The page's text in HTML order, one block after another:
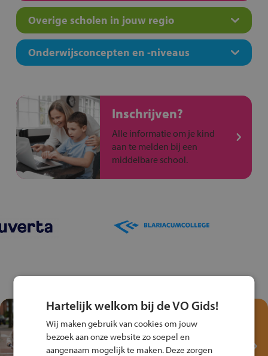
Overige scholen in jouw regio
Onderwijsconcepten en -niveaus
Inschrijven?
Alle informatie om je kind
aan te melden bij een
middelbare school.
Test je kennis met het
Fiets Veilig
Verkeersspel!
Hartelijk welkom bij de VO Gids!
Wij maken gebruik van cookies om jouw
bezoek aan onze website zo soepel en
aangenaam mogelijk te maken. Deze zorgen